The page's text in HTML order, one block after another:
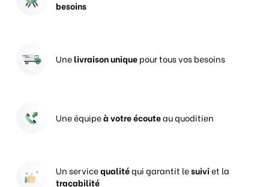
besoins
Unelivraison uniquepour tous vos besoins
Une équipeà votre écouteau quoditien
Un servicequalitéqui garantit lesuiviet la
traçabilité